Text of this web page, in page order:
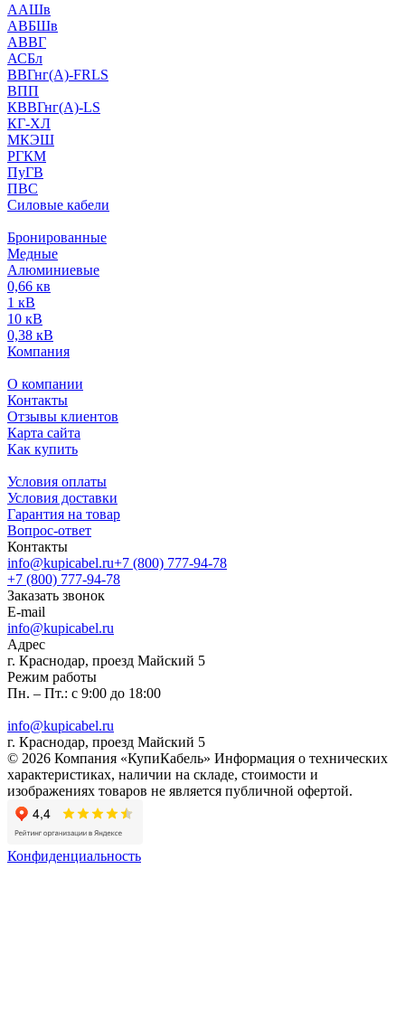
ААШв
АВБШв
АВВГ
АСБл
ВВГнг(А)-FRLS
ВПП
КВВГнг(А)-LS
КГ-ХЛ
МКЭШ
РГКМ
ПуГВ
ПВС
Силовые кабели
Бронированные
Медные
Алюминиевые
0,66 кв
1 кВ
10 кВ
0,38 кВ
Компания
О компании
Контакты
Отзывы клиентов
Карта сайта
Как купить
Условия оплаты
Условия доставки
Гарантия на товар
Вопрос-ответ
Контакты
info@kupicabel.ru+7 (800) 777-94-78
+7 (800) 777-94-78
Заказать звонок
E-mail
info@kupicabel.ru
Адрес
г. Краснодар, проезд Майский 5
Режим работы
Пн. – Пт.: с 9:00 до 18:00
info@kupicabel.ru
г. Краснодар, проезд Майский 5
© 2026 Компания «КупиКабель» Информация о технических
характеристиках, наличии на складе, стоимости и
изображениях товаров не является публичной офертой.
Конфиденциальность